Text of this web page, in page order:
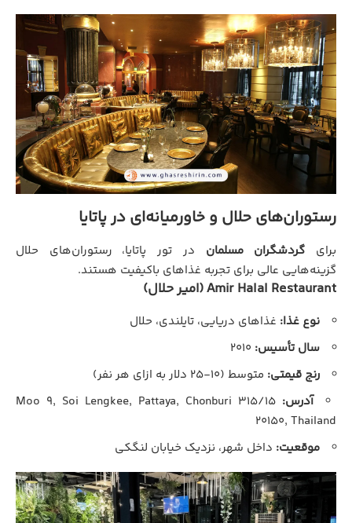
رستوران‌های حلال و خاورمیانه‌ای در پاتایا
برای گردشگران مسلمان در تور پاتایا، رستوران‌های حلال
گزینه‌هایی عالی برای تجربه غذاهای باکیفیت هستند.
Amir Halal Restaurant (امیر حلال)
نوع غذا: غذاهای دریایی، تایلندی، حلال
سال تأسیس:
رنج قیمتی: متوسط (۱۰-۲۵ دلار به ازای هر نفر)
آدرس:
۳۱۵/۱۵ Moo ۹, Soi Lengkee, Pattaya, Chonburi
۲۰۱۵۰, Thailand
موقعیت: داخل شهر، نزدیک خیابان لنگکی